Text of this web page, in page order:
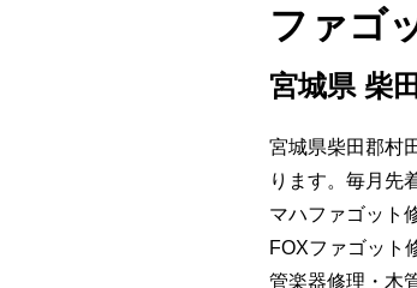
ファゴ
宮城県 柴
宮城県柴田郡村
ります。毎月先
マハファゴット
FOXファゴット
管楽器修理・木